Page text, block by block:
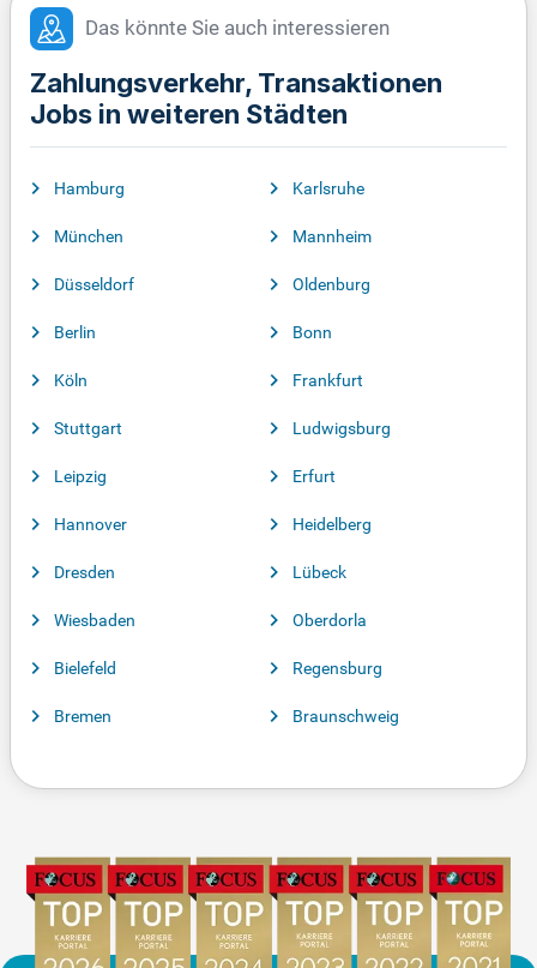
Das könnte Sie auch interessieren
Zahlungsverkehr, Transaktionen
Jobs in weiteren Städten
Hamburg
München
Düsseldorf
Berlin
Köln
Stuttgart
Leipzig
Hannover
Dresden
Wiesbaden
Bielefeld
Bremen
Karlsruhe
Mannheim
Oldenburg
Bonn
Frankfurt
Ludwigsburg
Erfurt
Heidelberg
Lübeck
Oberdorla
Regensburg
Braunschweig